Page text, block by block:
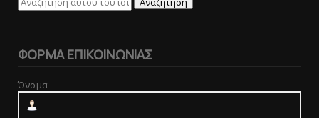
ΦΟΡΜΑ ΕΠΙΚΟΙΝΩΝΙΑΣ
Όνομα